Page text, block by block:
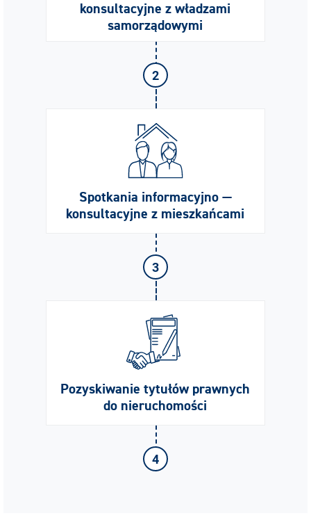
konsultacyjne z władzami
samorządowymi
2
Spotkania informacyjno —
konsultacyjne z mieszkańcami
3
Pozyskiwanie tytułów prawnych
do nieruchomości
4